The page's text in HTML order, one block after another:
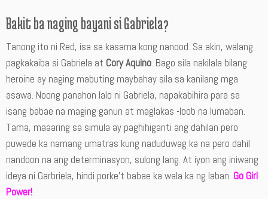
Bakit ba naging bayani si Gabriela?
Tanong ito ni Red, isa sa kasama kong nanood. Sa akin, walang
pagkakaiba si Gabriela at Cory Aquino. Bago sila nakilala bilang
heroine ay naging mabuting maybahay sila sa kanilang mga
asawa. Noong panahon lalo ni Gabriela, napakabihira para sa
isang babae na maging ganun at maglakas -loob na lumaban.
Tama, maaaring sa simula ay paghihiganti ang dahilan pero
puwede ka namang umatras kung naduduwag ka na pero dahil
nandoon na ang determinasyon, sulong lang. At iyon ang iniwang
ideya ni Garbriela, hindi porke’t babae ka wala ka ng laban. Go Girl
Power!